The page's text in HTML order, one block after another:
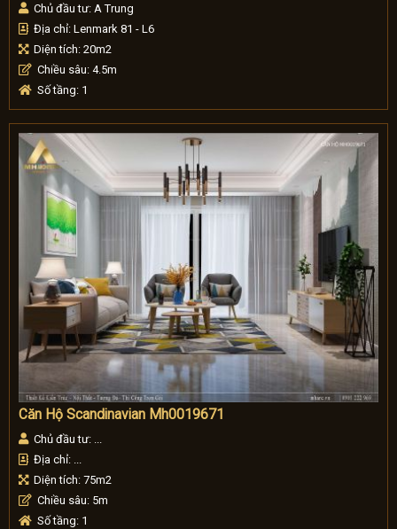
Chủ đầu tư: A Trung
Địa chỉ: Lenmark 81 - L6
Diện tích: 20m2
Chiều sâu: 4.5m
Số tầng: 1
Căn Hộ Scandinavian Mh0019671
Chủ đầu tư: ...
Địa chỉ: ...
Diện tích: 75m2
Chiều sâu: 5m
Số tầng: 1